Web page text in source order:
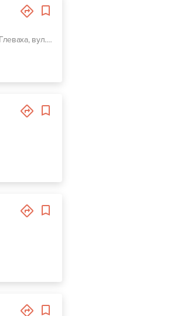
г. Киев, Кольцевая дорога, 1, смт. Глеваха, вул. Сулими, 9